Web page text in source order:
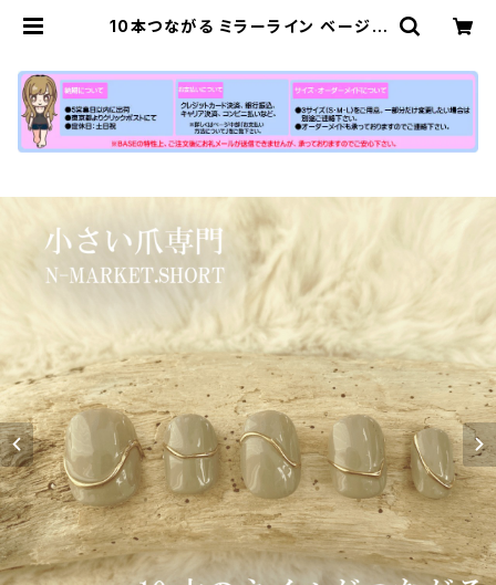
10本つながる ミラーライン ベージュ
可愛い つけ爪 | 【公式】小さい爪ショ
ートネイルチップ専門店N-MARKET
-SHORT